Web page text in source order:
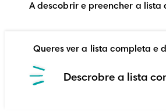
A descobrir e preencher a
Queres ver a lista completa e
Descrobre a lista